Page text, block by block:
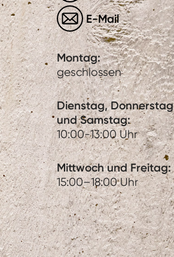
E-Mail
Montag:
geschlossen
Dienstag, Donnerstag
und Samstag:
10:00-13:00 Uhr
Mittwoch und Freitag:
15:00–18:00 Uhr